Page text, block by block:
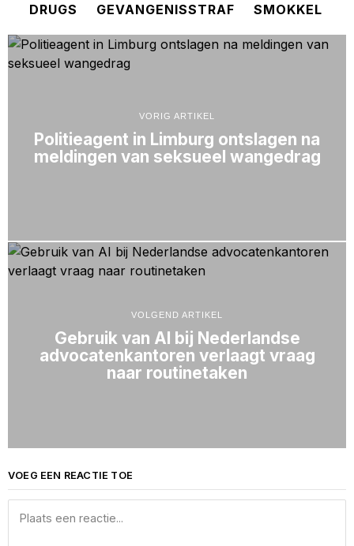
DRUGS GEVANGENISSTRAF SMOKKEL
VORIG ARTIKEL
Politieagent in Limburg ontslagen na
meldingen van seksueel wangedrag
VOLGEND ARTIKEL
Gebruik van AI bij Nederlandse
advocatenkantoren verlaagt vraag
naar routinetaken
VOEG EEN REACTIE TOE